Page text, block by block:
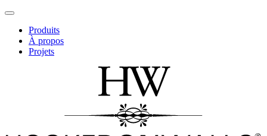
Produits
À propos
Projets